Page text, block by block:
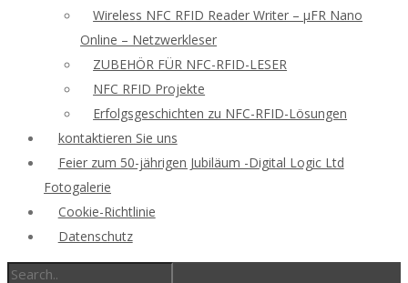
Wireless NFC RFID Reader Writer – μFR Nano
Online – Netzwerkleser
ZUBEHÖR FÜR NFC-RFID-LESER
NFC RFID Projekte
Erfolgsgeschichten zu NFC-RFID-Lösungen
kontaktieren Sie uns
Feier zum 50-jährigen Jubiläum -Digital Logic Ltd
Fotogalerie
Cookie-Richtlinie
Datenschutz